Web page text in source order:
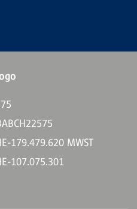
179.479.620 MWST
107.075.301